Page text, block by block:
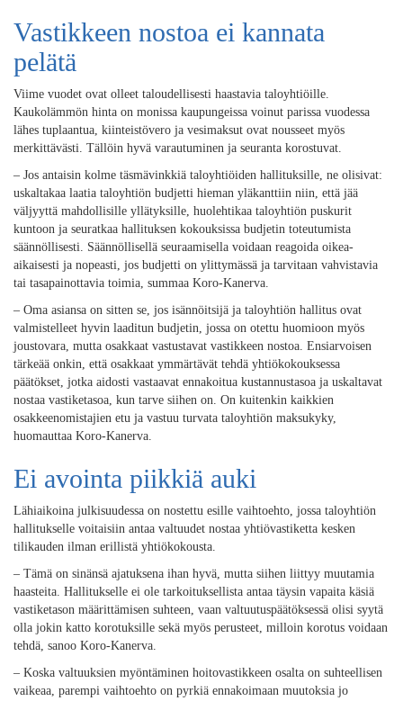
Vastikkeen nostoa ei kannata
pelätä
Viime vuodet ovat olleet taloudellisesti haastavia taloyhtiöille.
Kaukolämmön hinta on monissa kaupungeissa voinut parissa vuodessa
lähes tuplaantua, kiinteistövero ja vesimaksut ovat nousseet myös
merkittävästi. Tällöin hyvä varautuminen ja seuranta korostuvat.
– Jos antaisin kolme täsmävinkkiä taloyhtiöiden hallituksille, ne olisivat:
uskaltakaa laatia taloyhtiön budjetti hieman yläkanttiin niin, että jää
väljyyttä mahdollisille yllätyksille, huolehtikaa taloyhtiön puskurit
kuntoon ja seuratkaa hallituksen kokouksissa budjetin toteutumista
säännöllisesti. Säännöllisellä seuraamisella voidaan reagoida oikea-
aikaisesti ja nopeasti, jos budjetti on ylittymässä ja tarvitaan vahvistavia
tai tasapainottavia toimia, summaa Koro-Kanerva.
– Oma asiansa on sitten se, jos isännöitsijä ja taloyhtiön hallitus ovat
valmistelleet hyvin laaditun budjetin, jossa on otettu huomioon myös
joustovara, mutta osakkaat vastustavat vastikkeen nostoa. Ensiarvoisen
tärkeää onkin, että osakkaat ymmärtävät tehdä yhtiökokouksessa
päätökset, jotka aidosti vastaavat ennakoitua kustannustasoa ja uskaltavat
nostaa vastiketasoa, kun tarve siihen on. On kuitenkin kaikkien
osakkeenomistajien etu ja vastuu turvata taloyhtiön maksukyky,
huomauttaa Koro-Kanerva.
Ei avointa piikkiä auki
Lähiaikoina julkisuudessa on nostettu esille vaihtoehto, jossa taloyhtiön
hallitukselle voitaisiin antaa valtuudet nostaa yhtiövastiketta kesken
tilikauden ilman erillistä yhtiökokousta.
– Tämä on sinänsä ajatuksena ihan hyvä, mutta siihen liittyy muutamia
haasteita. Hallitukselle ei ole tarkoituksellista antaa täysin vapaita käsiä
vastiketason määrittämisen suhteen, vaan valtuutuspäätöksessä olisi syytä
olla jokin katto korotuksille sekä myös perusteet, milloin korotus voidaan
tehdä, sanoo Koro-Kanerva.
– Koska valtuuksien myöntäminen hoitovastikkeen osalta on suhteellisen
vaikeaa, parempi vaihtoehto on pyrkiä ennakoimaan muutoksia jo